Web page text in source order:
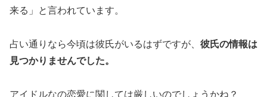
来る」と言われています。
占い通りなら今頃は彼氏がいるはずですが、 彼氏の情報は
見つかりませんでした。
アイドルなの恋愛に関しては厳しいのでしょうかね？